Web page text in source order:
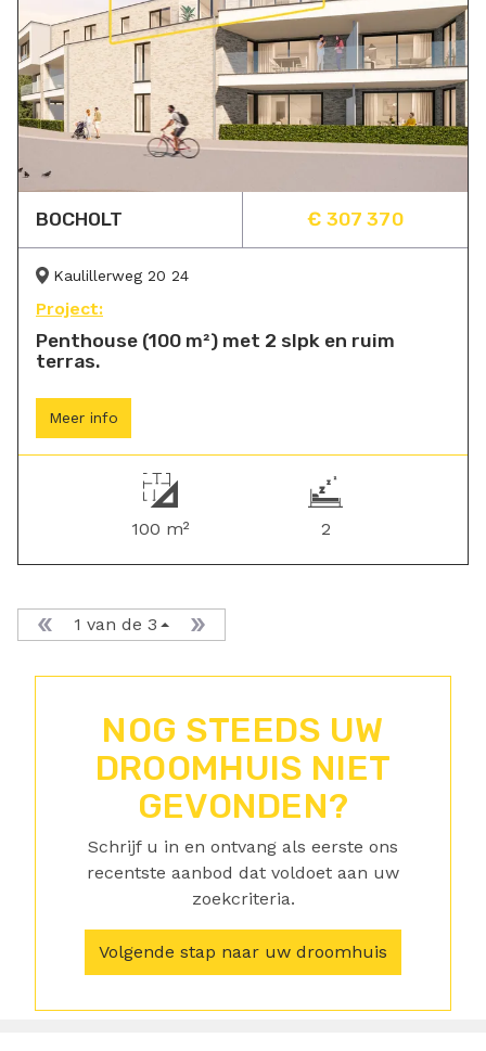
BOCHOLT € 307 370
Kaulillerweg 20 24
Project:
Penthouse (100 m²) met 2 slpk en ruim
terras.
Meer info
100 m² 2
1 van de 3
NOG STEEDS UW
DROOMHUIS NIET
GEVONDEN?
Schrijf u in en ontvang als eerste ons
recentste aanbod dat voldoet aan uw
zoekcriteria.
Volgende stap naar uw droomhuis